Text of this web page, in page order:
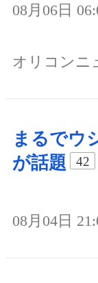
08月06日
オリコンニ
まるでウ
が話題
42
08月04日